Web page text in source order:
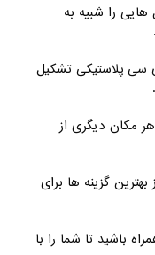
هایی را شبیه به
پلاستیکی تشکیل
مکان دیگری از
گزینه ها برای
باشید تا شما را با